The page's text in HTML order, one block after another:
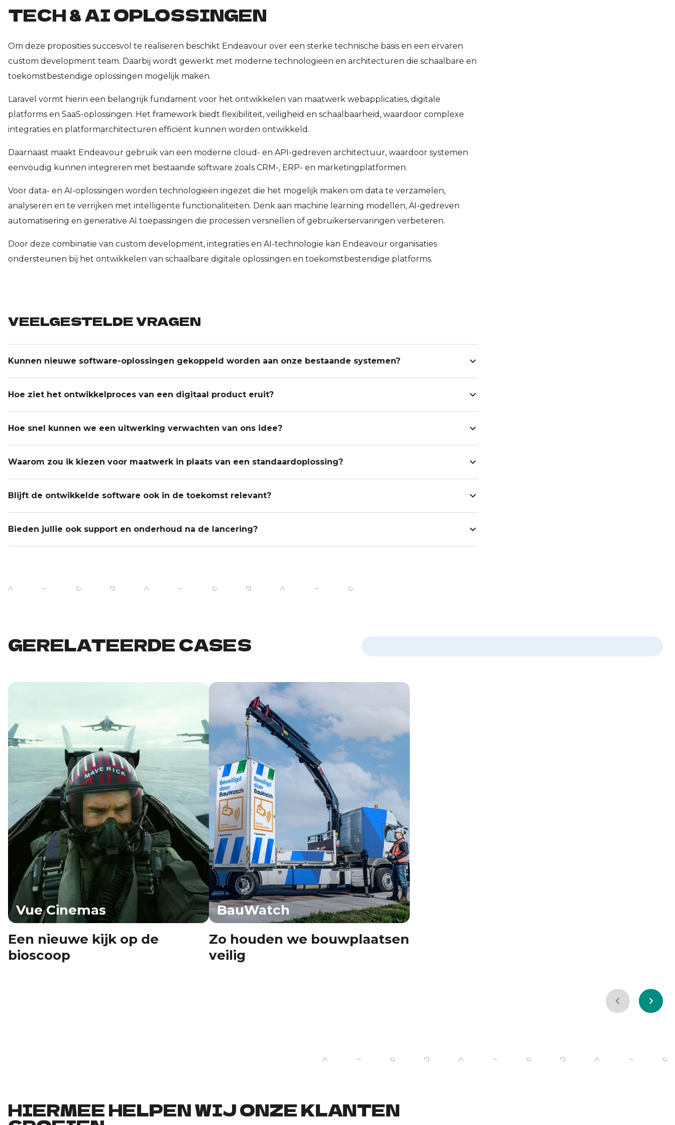
TECH & AI OPLOSSINGEN
Om deze proposities succesvol te realiseren beschikt Endeavour over een sterke technische basis en een ervaren
custom development team. Daarbij wordt gewerkt met moderne technologieën en architecturen die schaalbare en
toekomstbestendige oplossingen mogelijk maken.
Laravel vormt hierin een belangrijk fundament voor het ontwikkelen van maatwerk webapplicaties, digitale
platforms en SaaS-oplossingen. Het framework biedt flexibiliteit, veiligheid en schaalbaarheid, waardoor complexe
integraties en platformarchitecturen efficiënt kunnen worden ontwikkeld.
Daarnaast maakt Endeavour gebruik van een moderne cloud- en API-gedreven architectuur, waardoor systemen
eenvoudig kunnen integreren met bestaande software zoals CRM-, ERP- en marketingplatformen.
Voor data- en AI-oplossingen worden technologieën ingezet die het mogelijk maken om data te verzamelen,
analyseren en te verrijken met intelligente functionaliteiten. Denk aan machine learning modellen, AI-gedreven
automatisering en generative AI toepassingen die processen versnellen of gebruikerservaringen verbeteren.
Door deze combinatie van custom development, integraties en AI-technologie kan Endeavour organisaties
ondersteunen bij het ontwikkelen van schaalbare digitale oplossingen en toekomstbestendige platforms.
VEELGESTELDE VRAGEN
Kunnen nieuwe software-oplossingen gekoppeld worden aan onze bestaande systemen?
Hoe ziet het ontwikkelproces van een digitaal product eruit?
Hoe snel kunnen we een uitwerking verwachten van ons idee?
Waarom zou ik kiezen voor maatwerk in plaats van een standaardoplossing?
Blijft de ontwikkelde software ook in de toekomst relevant?
Bieden jullie ook support en onderhoud na de lancering?
GERELATEERDE CASES
Vue Cinemas
Een nieuwe kijk op de
bioscoop
BauWatch
Zo houden we bouwplaatsen
veilig
HIERMEE HELPEN WIJ ONZE KLANTEN